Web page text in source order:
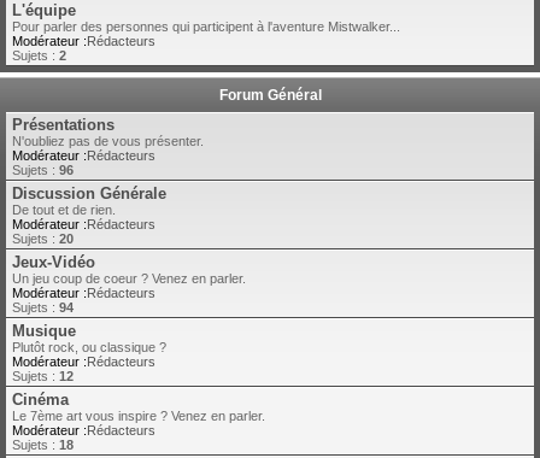
L'équipe
Pour parler des personnes qui participent à l'aventure Mistwalker...
Modérateur :Rédacteurs
Sujets : 2
Forum Général
Présentations
N'oubliez pas de vous présenter.
Modérateur :Rédacteurs
Sujets : 96
Discussion Générale
De tout et de rien.
Modérateur :Rédacteurs
Sujets : 20
Jeux-Vidéo
Un jeu coup de coeur ? Venez en parler.
Modérateur :Rédacteurs
Sujets : 94
Musique
Plutôt rock, ou classique ?
Modérateur :Rédacteurs
Sujets : 12
Cinéma
Le 7ème art vous inspire ? Venez en parler.
Modérateur :Rédacteurs
Sujets : 18